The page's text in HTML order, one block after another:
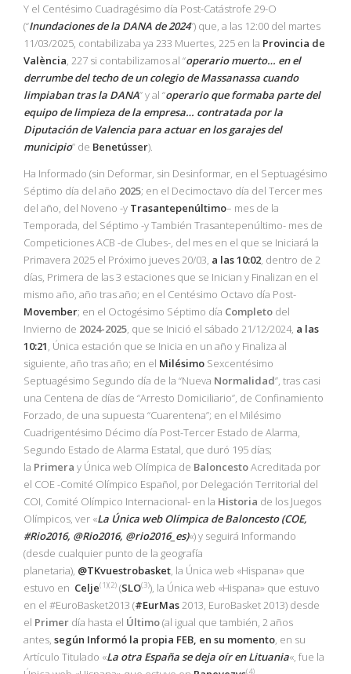
Y el Centésimo Cuadragésimo día Post-Catástrofe 29-O
(“Inundaciones de la DANA de 2024”) que, a las 12:00 del martes
11/03/2025, contabilizaba ya 233 Muertes, 225 en la Provincia de
València, 227 si contabilizamos al “operario muerto… en el
derrumbe del techo de un colegio de Massanassa cuando
limpiaban tras la DANA” y al “operario que formaba parte del
equipo de limpieza de la empresa… contratada por la
Diputación de Valencia para actuar en los garajes del
municipio” de Benetússer).
Ha Informado (sin Deformar, sin Desinformar, en el Septuagésimo
Séptimo día del año 2025; en el Decimoctavo día del Tercer mes
del año, del Noveno -y Trasantepenúltimo– mes de la
Temporada, del Séptimo -y También Trasantepenúltimo- mes de
Competiciones ACB -de Clubes-, del mes en el que se Iniciará la
Primavera 2025 el Próximo jueves 20/03, a las 10:02, dentro de 2
días, Primera de las 3 estaciones que se Inician y Finalizan en el
mismo año, año tras año; en el Centésimo Octavo día Post-
Movember; en el Octogésimo Séptimo día Completo del
Invierno de 2024-2025, que se Inició el sábado 21/12/2024, a las
10:21, Única estación que se Inicia en un año y Finaliza al
siguiente, año tras año; en el Milésimo Sexcentésimo
Septuagésimo Segundo día de la “Nueva Normalidad”, tras casi
una Centena de días de “Arresto Domiciliario”, de Confinamiento
Forzado, de una supuesta “Cuarentena”; en el Milésimo
Cuadrigentésimo Décimo día Post-Tercer Estado de Alarma,
Segundo Estado de Alarma Estatal, que duró 195 días;
la Primera y Única web Olímpica de BaloncestoAcreditada por
el COE -Comité Olímpico Español, por Delegación Territorial del
COI, Comité Olímpico Internacional- en la Historia de los Juegos
Olímpicos, ver «La Única web Olímpica de Baloncesto (COE,
#Rio2016, @Rio2016, @rio2016_es)«) y seguirá Informando
(desde cualquier punto de la geografía
planetaria), @TKvuestrobasket, la Única web «Hispana» que
estuvo en Celje(1)(2) (SLO(3)), la Única web «Hispana» que estuvo
en el #EuroBasket2013 (#EurMas2013, EuroBasket 2013) desde
el Primer día hasta el Último(al igual que también, 2 años
antes, según Informó la propia FEB, en su momento, en su
Artículo Titulado «La otra España se deja oír en Lituania«, fue la
(4)